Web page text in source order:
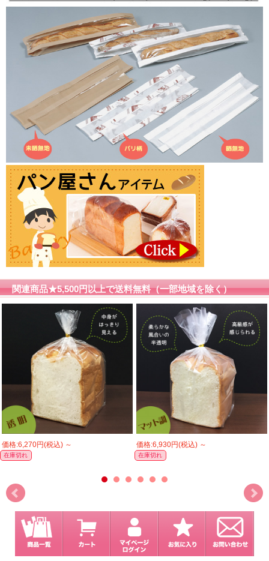
関連商品★5,500円以上で送料無料（一部地域を除く）
価格:6,270円(税込) ～
在庫切れ
価格:6,930円(税込) ～
在庫切れ